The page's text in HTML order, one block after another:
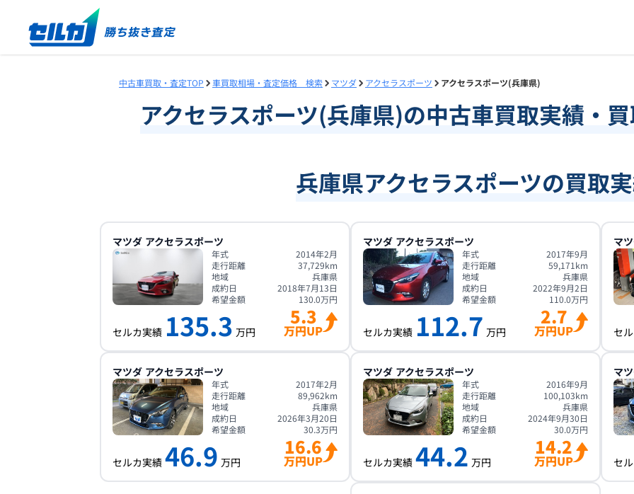
中古車買取・査定TOP 車買取相場・査定価格 検索 マツダ アクセラスポーツ アクセラスポーツ(兵庫県)
アクセラスポーツ(兵庫県)の中古車買取実績・
兵庫県アクセラスポーツの買取
マツダ アクセラスポーツ
年式
2014年2月
走行距離
37,729km
地域
兵庫県
成約日
2018年7月13日
希望金額
130.0万円
セルカ実績 135.3 万円
5.3
万円UP
マツダ アクセラスポーツ
年式
2017年9月
走行距離
59,171 km
地域
兵庫県
成約日
2022年9月2日
希望金額
110.0万円
セルカ実績 112.7 万円
2.7
万円UP
マ
セ
マツダ アクセラスポーツ
年式
2017年2月
走行距離
89,962km
地域
兵庫県
成約日
2026年3月20日
希望金額
30.3万円
セルカ実績 46.9 万円
16.6
万円UP
マツダ アクセラスポーツ
年式
2016年9月
走行距離
100,103km
地域
兵庫県
成約日
2024年9月30日
希望金額
30.0万円
セルカ実績 44.2 万円
14.2
万円UP
マ
セ